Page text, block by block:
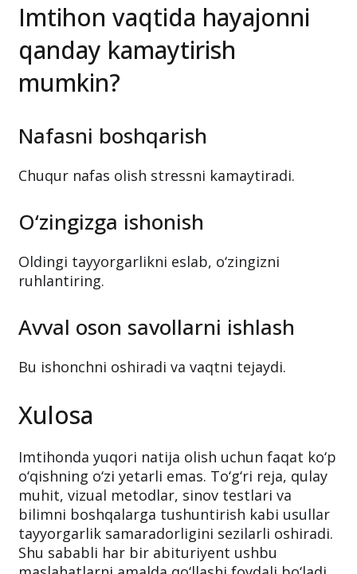
Imtihon vaqtida hayajonni
qanday kamaytirish
mumkin?
Nafasni boshqarish
Chuqur nafas olish stressni kamaytiradi.
O‘zingizga ishonish
Oldingi tayyorgarlikni eslab, o‘zingizni
ruhlantiring.
Avval oson savollarni ishlash
Bu ishonchni oshiradi va vaqtni tejaydi.
Xulosa
Imtihonda yuqori natija olish uchun faqat ko‘p
o‘qishning o‘zi yetarli emas. To‘g‘ri reja, qulay
muhit, vizual metodlar, sinov testlari va
bilimni boshqalarga tushuntirish kabi usullar
tayyorgarlik samaradorligini sezilarli oshiradi.
Shu sababli har bir abituriyent ushbu